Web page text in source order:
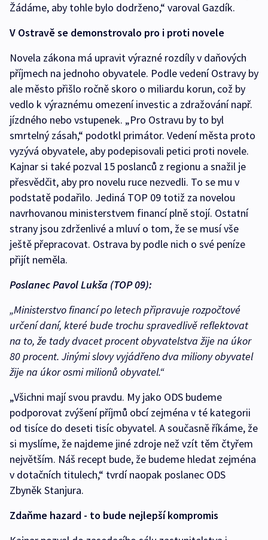
Žádáme, aby tohle bylo dodrženo,“ varoval Gazdík.
V Ostravě se demonstrovalo pro i proti novele
Novela zákona má upravit výrazné rozdíly v daňových
příjmech na jednoho obyvatele. Podle vedení Ostravy by
ale město přišlo ročně skoro o miliardu korun, což by
vedlo k výraznému omezení investic a zdražování např.
jízdného nebo vstupenek. „Pro Ostravu by to byl
smrtelný zásah,“ podotkl primátor. Vedení města proto
vyzývá obyvatele, aby podepisovali petici proti novele.
Kajnar si také pozval 15 poslanců z regionu a snažil je
přesvědčit, aby pro novelu ruce nezvedli. To se mu v
podstatě podařilo. Jediná TOP 09 totiž za novelou
navrhovanou ministerstvem financí plně stojí. Ostatní
strany jsou zdrženlivé a mluví o tom, že se musí vše
ještě přepracovat. Ostrava by podle nich o své peníze
přijít neměla.
Poslanec Pavol Lukša (TOP 09):
„Ministerstvo financí po letech připravuje rozpočtové
určení daní, které bude trochu spravedlivě reflektovat
na to, že tady dvacet procent obyvatelstva žije na úkor
80 procent. Jinými slovy vyjádřeno dva miliony obyvatel
žije na úkor osmi milionů obyvatel.“
„Všichni mají svou pravdu. My jako ODS budeme
podporovat zvýšení příjmů obcí zejména v té kategorii
od tisíce do deseti tisíc obyvatel. A současně říkáme, že
si myslíme, že najdeme jiné zdroje než vzít těm čtyřem
největším. Náš recept bude, že budeme hledat zejména
v dotačních titulech,“ tvrdí naopak poslanec ODS
Zbyněk Stanjura.
Zdaňme hazard - to bude nejlepší kompromis